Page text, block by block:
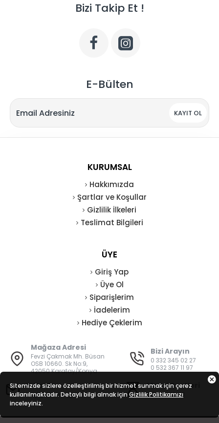
Bizi Takip Et !
E-Bülten
KAYIT OL
KURUMSAL
Hakkımızda
Şartlar ve Koşullar
Gizlilik İlkeleri
Teslimat Bilgileri
ÜYE
Giriş Yap
Üye Ol
Siparişlerim
İadelerim
Hediye Çeklerim
Mağaza Adresi
Fevzi Çakmak Mh. Büsan
OSB 10660. Sk No:9,
42050 Karatay/Konya
Bizi Arayın
0 332 345 02 27
0 532 367 11 97
E-Posta
bilgi@vatanisguvenligi.com
Mesai Saatleri
08:00 - 19:00
Sitemizde sizlere özelleştirilmiş bir hizmet sunmak için çerez
kullanılmaktadır. Detaylı bilgi almak için Gizlilik Politikamızı
inceleyiniz.